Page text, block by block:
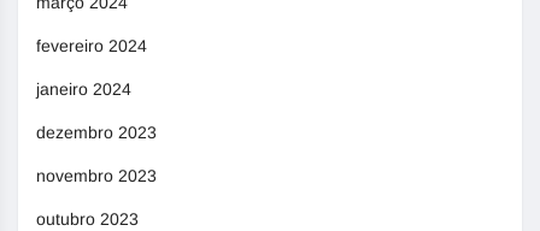
fevereiro 2024
janeiro 2024
dezembro 2023
novembro 2023
outubro 2023